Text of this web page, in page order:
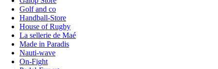
Golf and co
Handball-Store
House of Rugby
La sellerie de Maé
Made in Paradis
Nauti-wave
On-Fight